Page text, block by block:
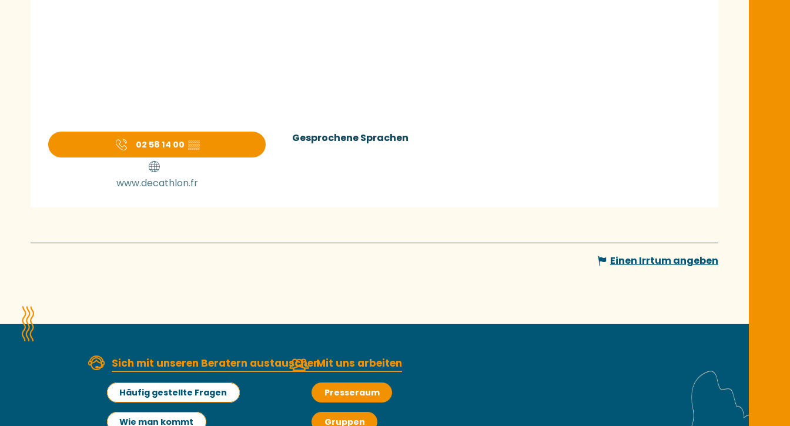
02 58 14 00 ▒▒
www.decathlon.fr
Gesprochene Sprachen
Gesprochene Sprachen
Einen Irrtum angeben
Sich mit unseren Beratern austauschen
Häufig gestellte Fragen
Wie man kommt
Mit uns arbeiten
Presseraum
Gruppen